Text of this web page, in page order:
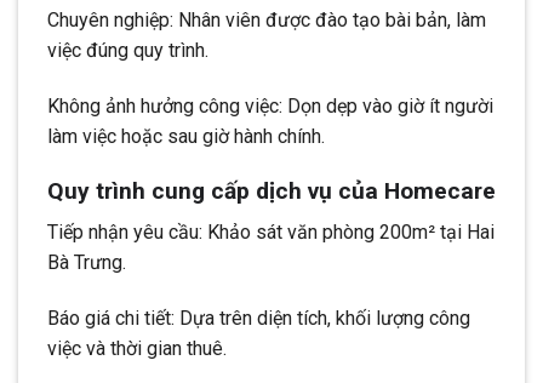
Chuyên nghiệp: Nhân viên được đào tạo bài bản, làm
việc đúng quy trình.
Không ảnh hưởng công việc: Dọn dẹp vào giờ ít người
làm việc hoặc sau giờ hành chính.
Quy trình cung cấp dịch vụ của Homecare
Tiếp nhận yêu cầu: Khảo sát văn phòng 200m² tại Hai
Bà Trưng.
Báo giá chi tiết: Dựa trên diện tích, khối lượng công
việc và thời gian thuê.